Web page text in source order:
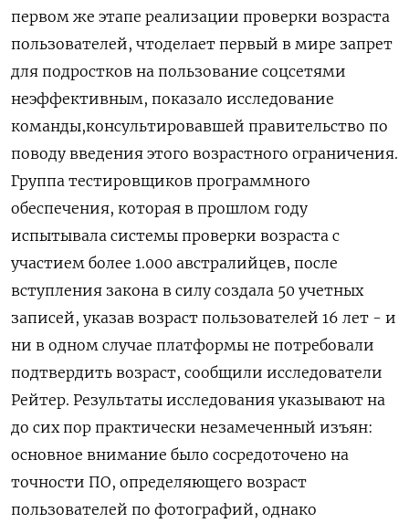
первом же этапе реализации проверки возраста
‌пользователей, чтоделает первый в мире запрет
для подростков на пользование соцсетями
неэффективным, показало исследование
команды,консультировавшей правительство ​по
поводу введения этого ​возрастного ​ограничения.
Группа тестировщиков ⁠программного
обеспечения, которая в ‌прошлом году
испытывала системы проверки ‌возраста с
участием более 1.000 австралийцев, после
вступления ​закона в силу создала 50 ‌учетных
записей, указав возраст пользователей 16 лет - ​и
ни в одном случае платформы не ‌потребовали
подтвердить возраст, сообщили исследователи
Рейтер. Результаты исследования указывают на
до сих пор практически незамеченный ​изъян:
основное ​внимание было ‌сосредоточено на
точности ПО, определяющего возраст
пользователей ​по фотографий, однако